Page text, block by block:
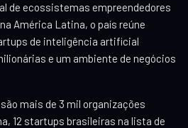
de ecossistemas empreendedores
América Latina, o país reúne
de inteligência artificial
e um ambiente de negócios
mais de 3 mil organizações
12 startups brasileiras na lista de